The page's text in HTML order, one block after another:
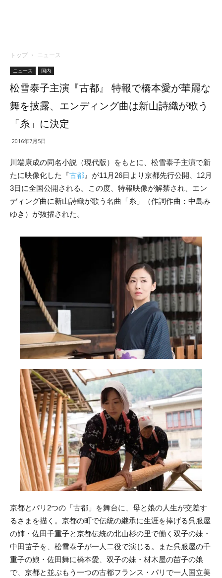
トップ ニュース
ニュース 国内
松雪泰子主演『古都』 特報で橋本愛が華麗な
舞を披露、エンディング曲は新山詩織が歌う
「糸」に決定
2016年7月5日
川端康成の同名小説（現代版）をもとに、松雪泰子主演で新
たに映像化した『古都 』が11月26日より京都先行公開、12月
3日に全国公開される。この度、特報映像が解禁され、エン
ディング曲に新山詩織が歌う名曲「糸」（作詞作曲：中島み
ゆき）が抜擢された。
京都とパリ2つの「古都」を舞台に、母と娘の人生が交差す
るさまを描く。京都の町で伝統の継承に生涯を捧げる呉服屋
の姉・佐田千重子と京都伝統の北山杉の里で働く双子の妹・
中田苗子を、松雪泰子が一人二役で演じる。また呉服屋の千
重子の娘・佐田舞に橋本愛、双子の妹・材木屋の苗子の娘
で、京都と並ぶもう一つの古都フランス・パリで一人国立美